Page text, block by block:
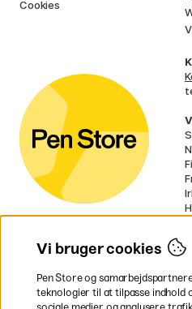
Cookies
EU
*
Vi bruger cookies
Pen Store og
teknologier til at tilpasse indhold